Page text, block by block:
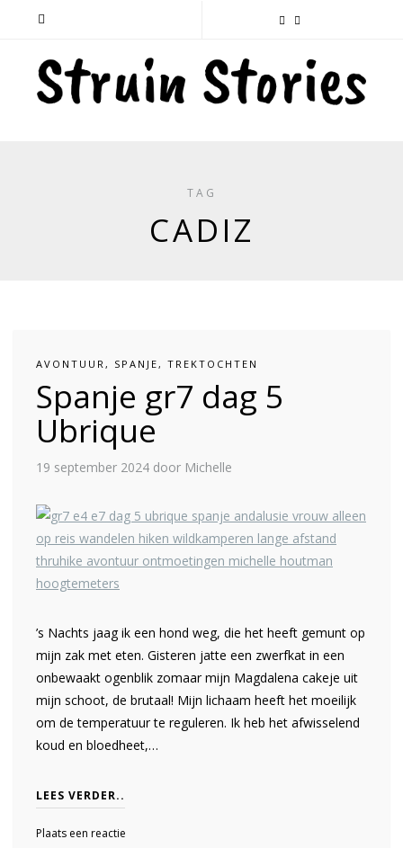
TAG
CADIZ
AVONTUUR, SPANJE, TREKTOCHTEN
Spanje gr7 dag 5
Ubrique
19 september 2024 door Michelle
’s Nachts jaag ik een hond weg, die het heeft gemunt op
mijn zak met eten. Gisteren jatte een zwerfkat in een
onbewaakt ogenblik zomaar mijn Magdalena cakeje uit
mijn schoot, de brutaal! Mijn lichaam heeft het moeilijk
om de temperatuur te reguleren. Ik heb het afwisselend
koud en bloedheet,…
LEES VERDER..
Plaats een reactie